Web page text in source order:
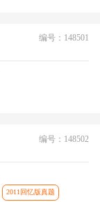
编号：148501
编号：148502
2011回忆版真题